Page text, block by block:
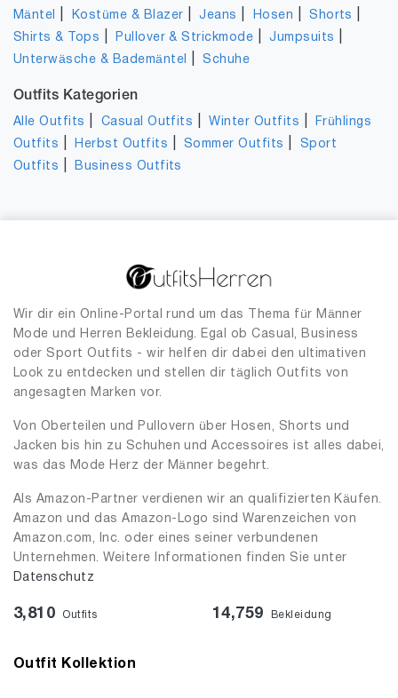
Mäntel Kostüme & Blazer |Jeans Hosen |Shorts
Shirts & Tops Pullover & Strickmode |Jumpsuits
Unterwäsche & Bademäntel |Schuhe
Outfits Kategorien
Alle Outfits Casual Outfits |Winter Outfits
Frühlings
Outfits
Herbst Outfits Sommer Outfits
Sport
Outfits
Business Outfits
Wir dir ein Online-Portal rund um das Thema für Männer
Mode und Herren Bekleidung. Egal ob Casual, Business
oder Sport Outfits - wir helfen dir dabei den ultimativen
Look zu entdecken und stellen dir täglich Outfits von
angesagten Marken vor.
Von Oberteilen und Pullovern über Hosen, Shorts und
Jacken bis hin zu Schuhen und Accessoires ist alles dabei,
was das Mode Herz der Männer begehrt.
Als Amazon-Partner verdienen wir an qualifizierten Käufen.
Amazon und das Amazon-Logo sind Warenzeichen von
Amazon.com, Inc. oder eines seiner verbundenen
Unternehmen. Weitere Informationen finden Sie unter
Datenschutz
3,810 Outfits 14,759 Bekleidung
Outfit Kollektion